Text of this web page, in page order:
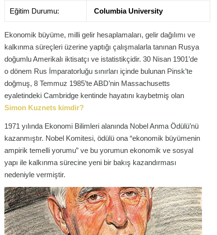
Eğitim Durumu: Columbia University
Ekonomik büyüme, milli gelir hesaplamaları, gelir dağılımı ve
kalkınma süreçleri üzerine yaptığı çalışmalarla tanınan Rusya
doğumlu Amerikalı iktisatçı ve istatistikçidir. 30 Nisan 1901’de
o dönem Rus İmparatorluğu sınırları içinde bulunan Pinsk’te
doğmuş, 8 Temmuz 1985’te ABD’nin Massachusetts
eyaletindeki Cambridge kentinde hayatını kaybetmiş olan
Simon Kuznets kimdir?
1971 yılında Ekonomi Bilimleri alanında Nobel Anma Ödülü’nü
kazanmıştır. Nobel Komitesi, ödülü ona “ekonomik büyümenin
ampirik temelli yorumu” ve bu yorumun ekonomik ve sosyal
yapı ile kalkınma sürecine yeni bir bakış kazandırması
nedeniyle vermiştir.